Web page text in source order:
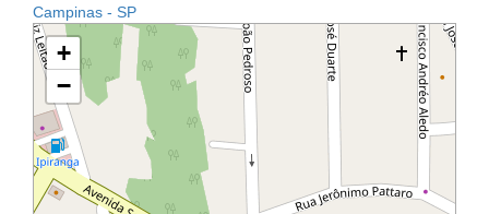
Campinas - SP
+
−